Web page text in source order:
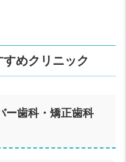
めクリニック
ー歯科・矯正歯科